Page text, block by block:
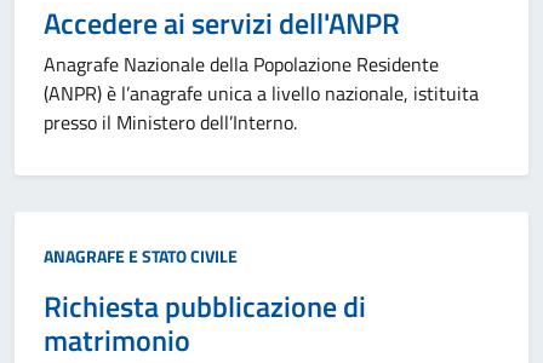
Accedere ai servizi dell'ANPR
Anagrafe Nazionale della Popolazione Residente
(ANPR) è l’anagrafe unica a livello nazionale, istituita
presso il Ministero dell’Interno.
Categoria:
ANAGRAFE E STATO CIVILE
Richiesta pubblicazione di
matrimonio